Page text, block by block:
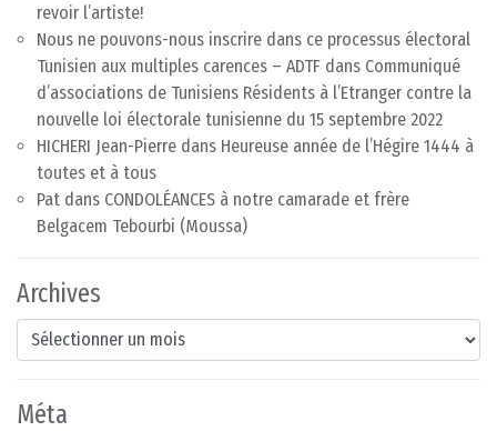
revoir l’artiste!
Nous ne pouvons-nous inscrire dans ce processus électoral
Tunisien aux multiples carences – ADTF dans Communiqué
d’associations de Tunisiens Résidents à l’Etranger contre la
nouvelle loi électorale tunisienne du 15 septembre 2022
HICHERI Jean-Pierre dans Heureuse année de l’Hégire 1444 à
toutes et à tous
Pat dans CONDOLÉANCES à notre camarade et frère
Belgacem Tebourbi (Moussa)
Archives
Archives
Méta